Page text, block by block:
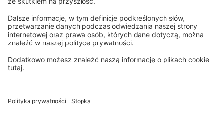
Stopka
Ochrona danych
Ogólne warunki sprzedaży
Zrzeczenie się
Privacy-Portal